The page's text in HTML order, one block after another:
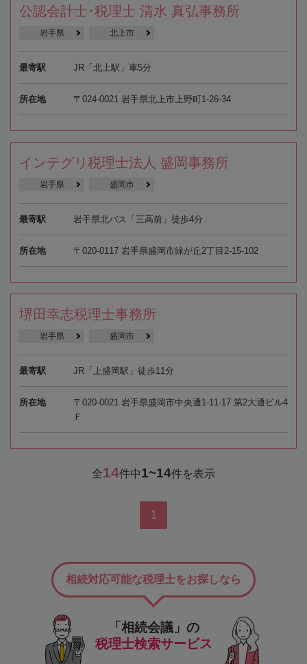
公認会計士･税理士 清水 真弘事務所
岩手県 北上市
最寄駅 JR「北上駅」車5分
所在地 〒024-0021 岩手県北上市上野町1-26-34
インテグリ税理士法人 盛岡事務所
岩手県 盛岡市
最寄駅 岩手県北バス「三高前」徒歩4分
所在地 〒020-0117 岩手県盛岡市緑が丘2丁目2-15-102
堺田幸志税理士事務所
岩手県 盛岡市
最寄駅 JR「上盛岡駅」徒歩11分
所在地
〒020-0021 岩手県盛岡市中央通1-11-17 第2大通ビル4
Ｆ
全14件中1~14件を表示
1
「相続会議」の
税理士検索サービス
相続対応可能な税理士をお探しなら